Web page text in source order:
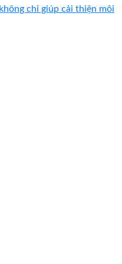
chỉ giúp cải thiện môi